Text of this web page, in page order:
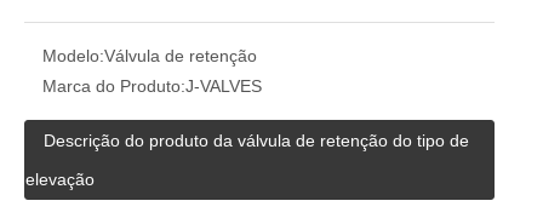
Modelo:Válvula de retenção
Marca do Produto:J-VALVES
Descrição do produto da válvula de retenção do tipo de
elevação